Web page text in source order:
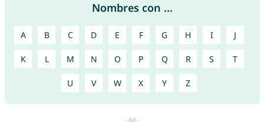
Nombres con ...
A B C D E F G H I J
K L M N O P Q R S T
U V W X Y Z